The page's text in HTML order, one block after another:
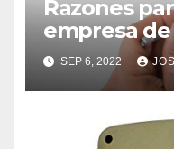
Razones
empresa
SEP 6, 2022